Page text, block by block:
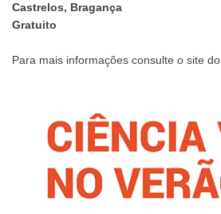
Castrelos, Bragança
Gratuito
Para mais informações consulte o site do